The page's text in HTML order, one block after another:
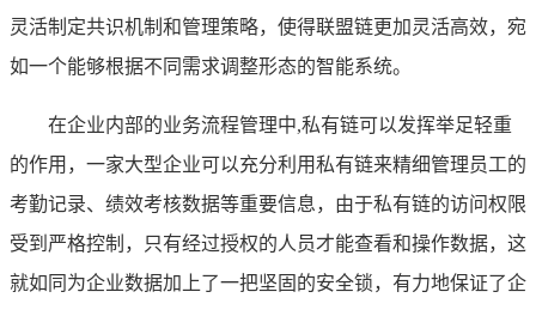
灵活制定共识机制和管理策略，使得联盟链更加灵活高效，宛
如一个能够根据不同需求调整形态的智能系统。
在企业内部的业务流程管理中,私有链可以发挥举足轻重
的作用，一家大型企业可以充分利用私有链来精细管理员工的
考勤记录、绩效考核数据等重要信息，由于私有链的访问权限
受到严格控制，只有经过授权的人员才能查看和操作数据，这
就如同为企业数据加上了一把坚固的安全锁，有力地保证了企